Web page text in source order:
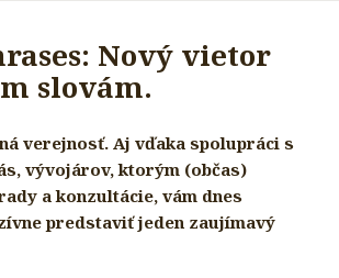
Nový vietor
slovám.
verejnosť. Aj vďaka spolupráci s
vývojárov, ktorým (občas)
a konzultácie, vám dnes
predstaviť jeden zaujímavý